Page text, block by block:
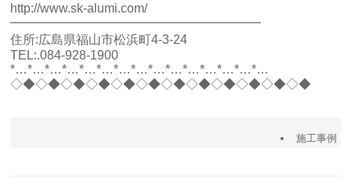
http://www.sk-alumi.com/
━━━━━━━━━━━━━━━━━━━━
住所:広島県福山市松浜町4-3-24
TEL:.084-928-1900
*…*…*…*…*…*…*…*…*…*…*…*…*…*…*…
◇◆◇◆◇◆◇◆◇◆◇◆◇◆◇◆◇◆◇◆◇◆◇◆
施工事例